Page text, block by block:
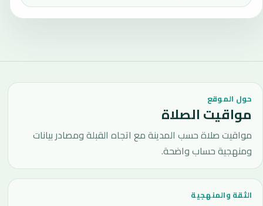
حول الموقع
مواقيت الصلاة
مواقيت صلاة حسب المدينة مع اتجاه القبلة ومصادر بيانات
ومنهجية حساب واضحة.
الثقة والمنهجية